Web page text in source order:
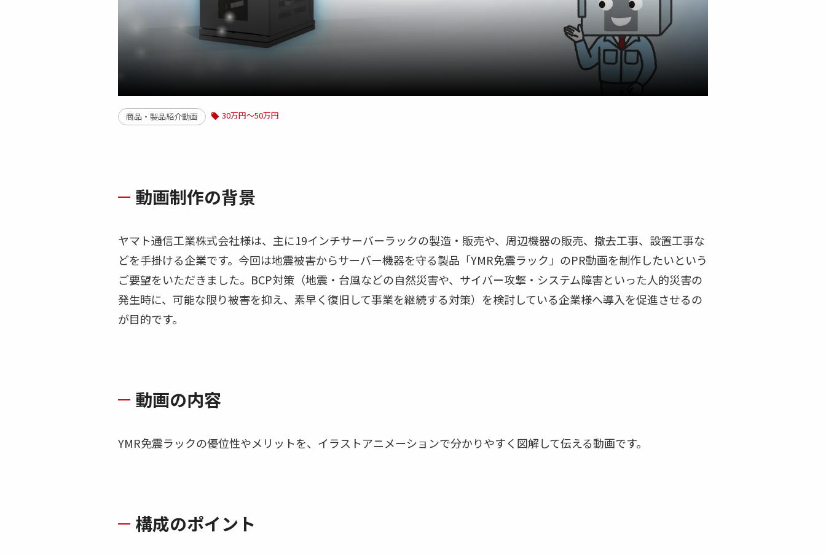
商品・製品紹介動画 30万円～50万円
動画制作の背景
ヤマト通信工業株式会社様は、主に19インチサーバーラックの製造・販売や、周辺機器の販売、撤去工事、設置工事な
どを手掛ける企業です。今回は地震被害からサーバー機器を守る製品「YMR免震ラック」のPR動画を制作したいという
ご要望をいただきました。BCP対策（地震・台風などの自然災害や、サイバー攻撃・システム障害といった人的災害の
発生時に、可能な限り被害を抑え、素早く復旧して事業を継続する対策）を検討している企業様へ導入を促進させるの
が目的です。
動画の内容
YMR免震ラックの優位性やメリットを、イラストアニメーションで分かりやすく図解して伝える動画です。
構成のポイント